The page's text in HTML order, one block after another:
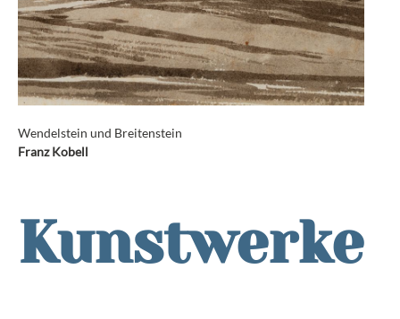
Wendelstein und Breitenstein
Franz Kobell
Kunstwerke